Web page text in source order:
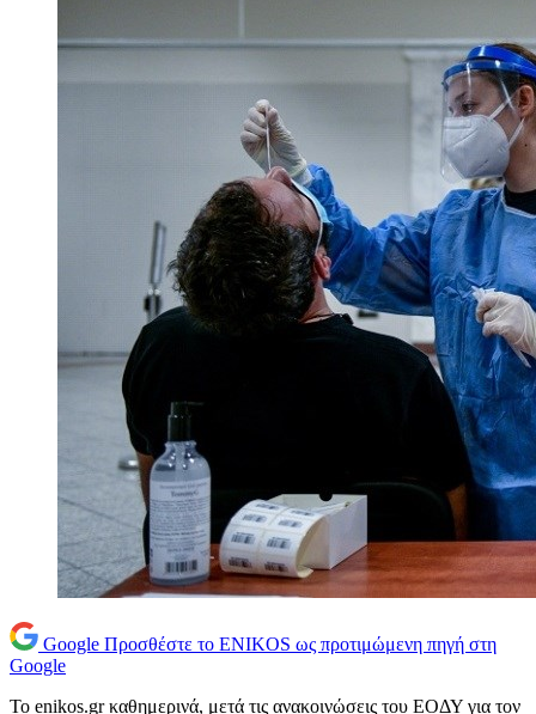
Google Προσθέστε το ENIKOS ως προτιμώμενη πηγή στη
Google
Το enikos.gr καθημερινά, μετά τις ανακοινώσεις του ΕΟΔΥ για τον